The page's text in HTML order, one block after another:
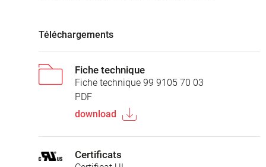
Téléchargements
Fiche technique
Fiche technique 99 9105 70 03
PDF
download
Certificats